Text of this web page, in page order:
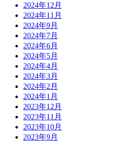
2024年12月
2024年11月
2024年9月
2024年7月
2024年6月
2024年5月
2024年4月
2024年3月
2024年2月
2024年1月
2023年12月
2023年11月
2023年10月
2023年9月